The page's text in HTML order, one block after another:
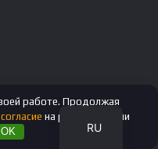
RU
EN
работе. Продолжая
согласие на работу с этими
OK